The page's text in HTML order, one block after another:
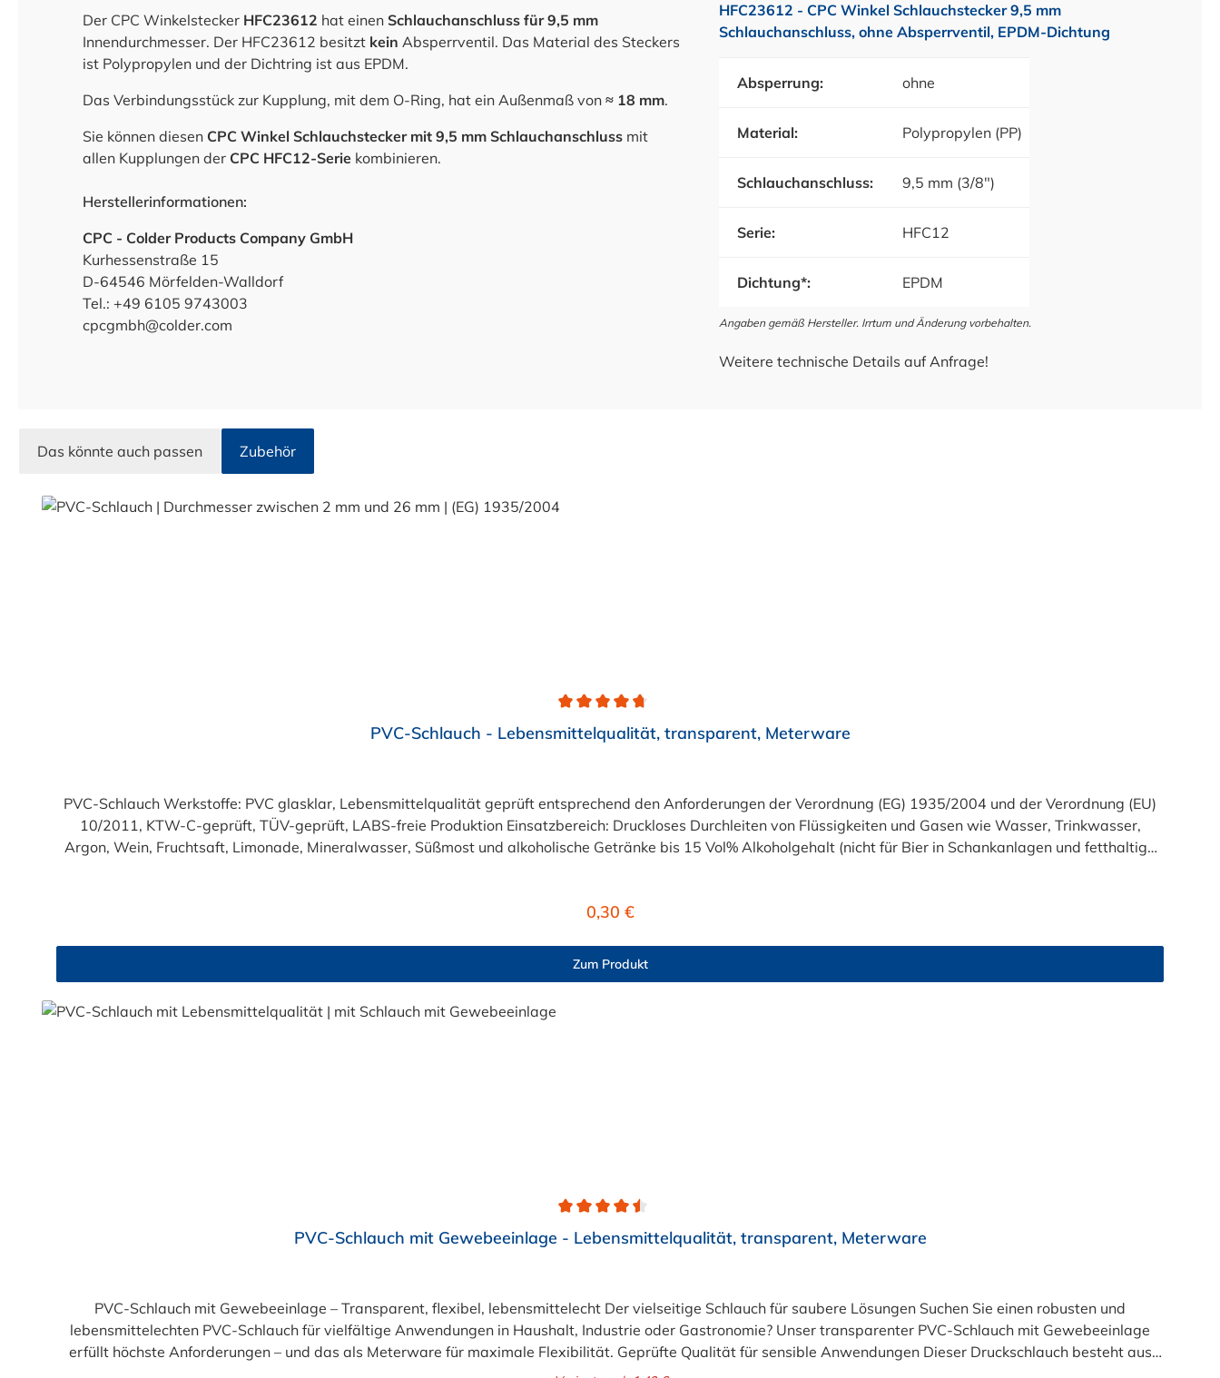
Der CPC Winkelstecker HFC23612 hat einen Schlauchanschluss für 9,5 mm
Innendurchmesser. Der HFC23612 besitzt kein Absperrventil. Das Material des Steckers
ist Polypropylen und der Dichtring ist aus EPDM.
Das Verbindungsstück zur Kupplung, mit dem O-Ring, hat ein Außenmaß von ≈ 18 mm.
Sie können diesen CPC Winkel Schlauchstecker mit 9,5 mm Schlauchanschluss mit
allen Kupplungen der CPC HFC12-Serie kombinieren.
Herstellerinformationen:
CPC - Colder Products Company GmbH
Kurhessenstraße 15
D-64546 Mörfelden-Walldorf
Tel.: +49 6105 9743003
cpcgmbh@colder.com
HFC23612 - CPC Winkel Schlauchstecker 9,5 mm
Schlauchanschluss, ohne Absperrventil, EPDM-Dichtung
Absperrung: ohne
Material: Polypropylen (PP)
Schlauchanschluss: 9,5 mm (3/8")
Serie: HFC12
Dichtung*: EPDM
Angaben gemäß Hersteller. Irrtum und Änderung vorbehalten.
Weitere technische Details auf Anfrage!
Das könnte auch passen Zubehör
Produktgalerie überspringen
Durchschnittliche Bewertung von 4.7 von 5 SternenPVC-Schlauch - Lebensmittelqualität, transparent, Meterware
PVC-Schlauch Werkstoffe: PVC glasklar, Lebensmittelqualität geprüft entsprechend den Anforderungen der Verordnung (EG) 1935/2004 und der Verordnung (EU)
10/2011, KTW-C-geprüft, TÜV-geprüft, LABS-freie Produktion Einsatzbereich: Druckloses Durchleiten von Flüssigkeiten und Gasen wie Wasser, Trinkwasser,
Argon, Wein, Fruchtsaft, Limonade, Mineralwasser, Süßmost und alkoholische Getränke bis 15 Vol% Alkoholgehalt (nicht für Bier in Schankanlagen und fetthaltige
Regulärer Preis:
0,30 €
Zum Produkt
Durchschnittliche Bewertung von 4.5 von 5 SternenPVC-Schlauch mit Gewebeeinlage - Lebensmittelqualität, transparent, Meterware
PVC-Schlauch mit Gewebeeinlage – Transparent, flexibel, lebensmittelecht Der vielseitige Schlauch für saubere Lösungen Suchen Sie einen robusten und
lebensmittelechten PVC-Schlauch für vielfältige Anwendungen in Haushalt, Industrie oder Gastronomie? Unser transparenter PVC-Schlauch mit Gewebeeinlage
erfüllt höchste Anforderungen – und das als Meterware für maximale Flexibilität. Geprüfte Qualität für sensible Anwendungen Dieser Druckschlauch besteht aus
einer Innenseele und Außendecke aus PVC sowie einer stabilisierenden Textil-Gewebeeinlage. Er wird TÜV-geprüft und LABS-frei produziert. In der transparenten